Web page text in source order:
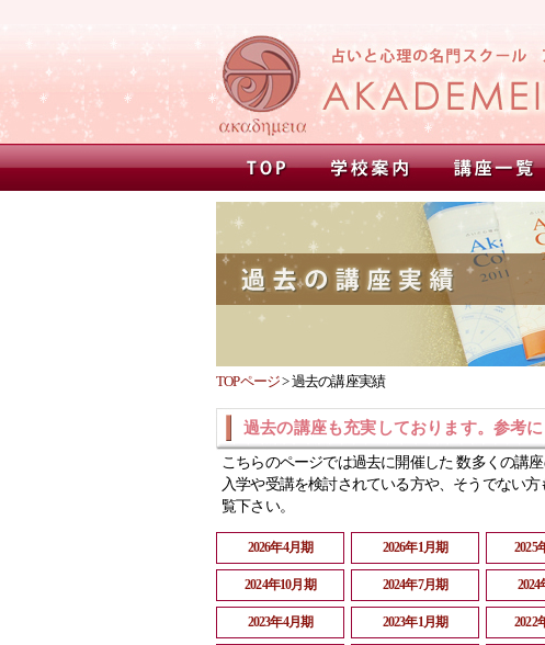
TOPページ>過去の講座実績
過去の講座も充実しております。参考に
こちらのページでは過去に開催した 数多くの講
入学や受講を検討されている方や、そうでない
覧下さい。
2026年4月期 2026年1月期 2025
2024年10月期 2024年7月期
2023年4月期 2023年1月期 2022